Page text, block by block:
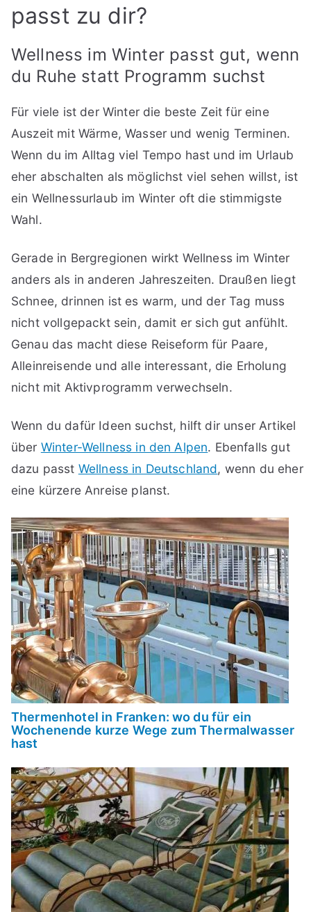
passt zu dir?
Wellness im Winter passt gut, wenn
du Ruhe statt Programm suchst
Für viele ist der Winter die beste Zeit für eine
Auszeit mit Wärme, Wasser und wenig Terminen.
Wenn du im Alltag viel Tempo hast und im Urlaub
eher abschalten als möglichst viel sehen willst, ist
ein Wellnessurlaub im Winter oft die stimmigste
Wahl.
Gerade in Bergregionen wirkt Wellness im Winter
anders als in anderen Jahreszeiten. Draußen liegt
Schnee, drinnen ist es warm, und der Tag muss
nicht vollgepackt sein, damit er sich gut anfühlt.
Genau das macht diese Reiseform für Paare,
Alleinreisende und alle interessant, die Erholung
nicht mit Aktivprogramm verwechseln.
Wenn du dafür Ideen suchst, hilft dir unser Artikel
über Winter-Wellness in den Alpen. Ebenfalls gut
dazu passt Wellness in Deutschland, wenn du eher
eine kürzere Anreise planst.
Thermenhotel in Franken: wo du für ein
Wochenende kurze Wege zum Thermalwasser
hast